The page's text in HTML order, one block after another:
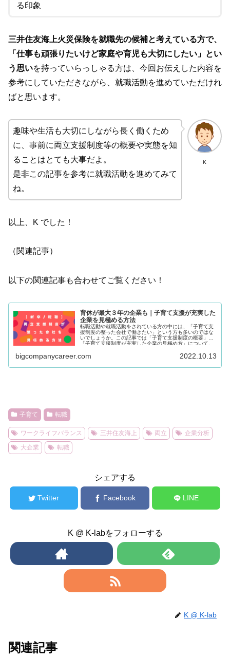
る印象
三井住友海上火災保険を就職先の候補と考えている方で、
「仕事も頑張りたいけど家庭や育児も大切にしたい」とい
う思いを持っていらっしゃる方は、今回お伝えした内容を
参考にしていただきながら、就職活動を進めていただけれ
ばと思います。
K
趣味や生活も大切にしながら長く働くため
に、事前に両立支援制度等の概要や実態を知
ることはとても大事だよ。
是非この記事を参考に就職活動を進めてみて
ね。
以上、K でした！
（関連記事）
以下の関連記事も合わせてご覧ください！
育休が最大３年の企業も｜子育て支援が充実した
企業を見極める方法
転職活動や就職活動をされている方の中には、「子育て支
援制度の整った会社で働きたい」という方も多いのではな
いでしょうか。この記事では「子育て支援制度の概要」と
「子育て支援制度が充実した企業の見極め方」について、
bigcompanycareer.com 2022.10.13
子育て 転職
ワークライフバランス 三井住友海上 両立
企業分析
大企業
転職
シェアする
Twitter Facebook LINE
K @ K-labをフォローする
K @ K-lab
関連記事